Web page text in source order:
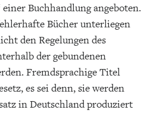
Buchhandlung angeboten.
Bücher unterliegen
den Regelungen des
der gebundenen
Fremdsprachige Titel
es sei denn, sie werden
in Deutschland produziert